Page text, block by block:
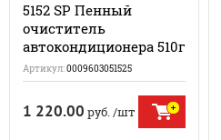
5152 SP Пенный
очиститель
автокондиционера 510г
Артикул:0009603051525
1 220.00 руб./шт